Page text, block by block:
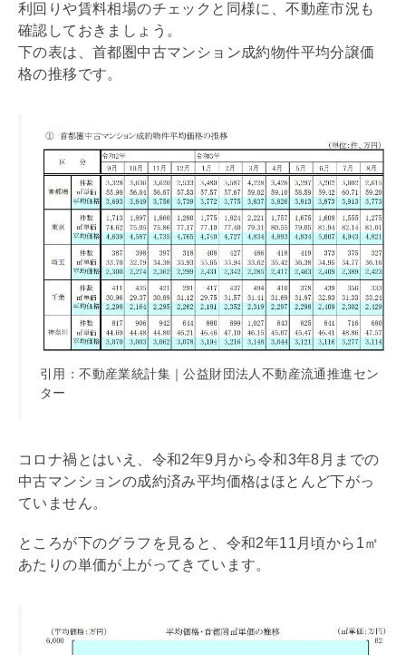
利回りや賃料相場のチェックと同様に、不動産市況も
確認しておきましょう。
下の表は、首都圏中古マンション成約物件平均分譲価
格の推移です。
引用：不動産業統計集｜公益財団法人不動産流通推進セン
ター
コロナ禍とはいえ、令和2年9月から令和3年8月までの
中古マンションの成約済み平均価格はほとんど下がっ
ていません。
ところが下のグラフを見ると、令和2年11月頃から1㎡
あたりの単価が上がってきています。